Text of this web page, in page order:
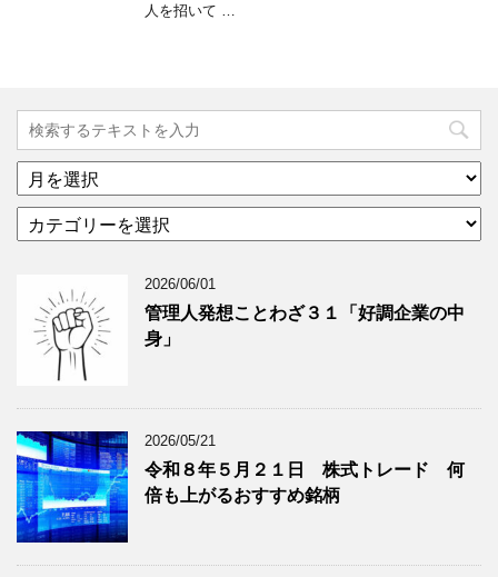
人を招いて …
ア
ー
イ
グ
記
事
を
表
示
テ
ー
グ
記
事
を
表
示
2026/06/01
管理人発想ことわざ３１「好調企業の中
身」
2026/05/21
令和８年５月２１日 株式トレード 何
倍も上がるおすすめ銘柄